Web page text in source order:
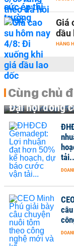
Giá
dầu
HÀNG
Cùng chủ
Đại hội đồng